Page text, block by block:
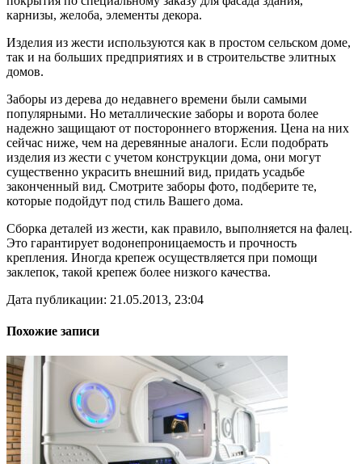
карнизы, желоба, элементы декора.
Изделия из жести используются как в простом сельском доме,
так и на больших предприятиях и в строительстве элитных
домов.
Заборы из дерева до недавнего времени были самыми
популярными. Но металлические заборы и ворота более
надежно защищают от постороннего вторжения. Цена на них
сейчас ниже, чем на деревянные аналоги. Если подобрать
изделия из жести с учетом конструкции дома, они могут
существенно украсить внешний вид, придать усадьбе
законченный вид. Смотрите заборы фото, подберите те,
которые подойдут под стиль Вашего дома.
Сборка деталей из жести, как правило, выполняется на фалец.
Это гарантирует водонепроницаемость и прочность
крепления. Иногда крепеж осуществляется при помощи
заклепок, такой крепеж более низкого качества.
Дата публикации: 21.05.2013, 23:04
Похожие записи